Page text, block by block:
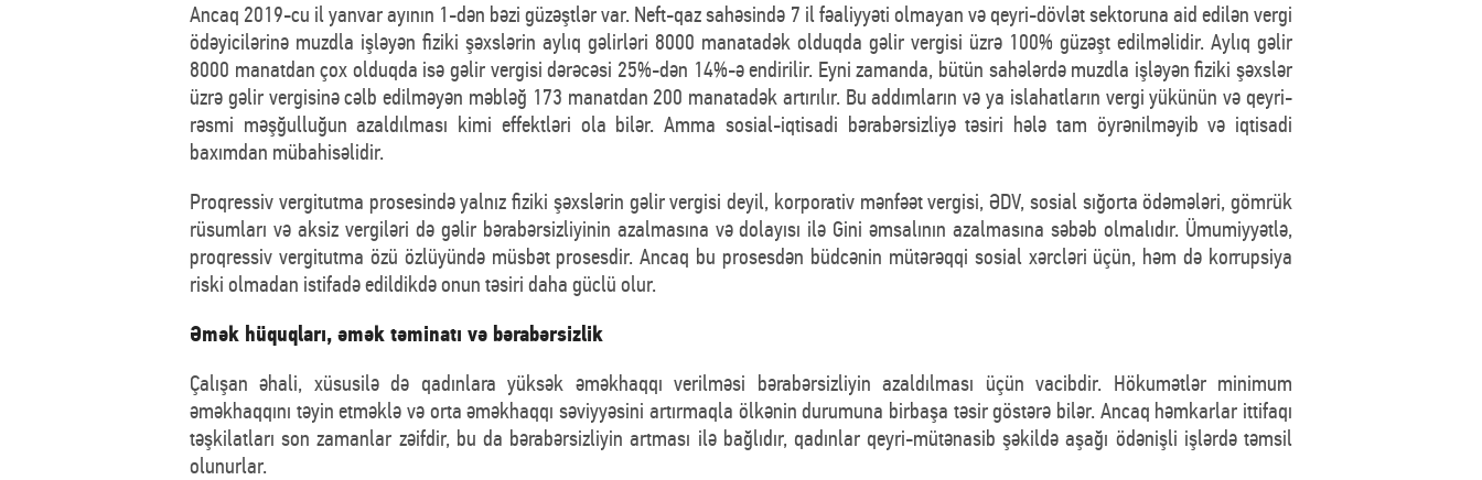
Ancaq 2019-cu il yanvar ayının 1-dən bəzi güzəştlər var. Neft-qaz sahəsində 7 il fəaliyyəti olmayan və qeyri-dövlət sektoruna aid edilən vergi
ödəyicilərinə muzdla işləyən fiziki şəxslərin aylıq gəlirləri 8000 manatadək olduqda gəlir vergisi üzrə 100% güzəşt edilməlidir. Aylıq gəlir
8000 manatdan çox olduqda isə gəlir vergisi dərəcəsi 25%-dən 14%-ə endirilir. Eyni zamanda, bütün sahələrdə muzdla işləyən fiziki şəxslər
üzrə gəlir vergisinə cəlb edilməyən məbləğ 173 manatdan 200 manatadək artırılır. Bu addımların və ya islahatların vergi yükünün və qeyri-
rəsmi məşğulluğun azaldılması kimi effektləri ola bilər. Amma sosial-iqtisadi bərabərsizliyə təsiri hələ tam öyrənilməyib və iqtisadi
baxımdan mübahisəlidir.
Proqressiv vergitutma prosesində yalnız fiziki şəxslərin gəlir vergisi deyil, korporativ mənfəət vergisi, ƏDV, sosial sığorta ödəmələri, gömrük
rüsumları və aksiz vergiləri də gəlir bərabərsizliyinin azalmasına və dolayısı ilə Gini əmsalının azalmasına səbəb olmalıdır. Ümumiyyətlə,
proqressiv vergitutma özü özlüyündə müsbət prosesdir. Ancaq bu prosesdən büdcənin mütərəqqi sosial xərcləri üçün, həm də korrupsiya
riski olmadan istifadə edildikdə onun təsiri daha güclü olur.
Əmək hüquqları, əmək təminatı və bərabərsizlik
Çalışan əhali, xüsusilə də qadınlara yüksək əməkhaqqı verilməsi bərabərsizliyin azaldılması üçün vacibdir. Hökumətlər minimum
əməkhaqqını təyin etməklə və orta əməkhaqqı səviyyəsini artırmaqla ölkənin durumuna birbaşa təsir göstərə bilər. Ancaq həmkarlar ittifaqı
təşkilatları son zamanlar zəifdir, bu da bərabərsizliyin artması ilə bağlıdır, qadınlar qeyri-mütənasib şəkildə aşağı ödənişli işlərdə təmsil
olunurlar.